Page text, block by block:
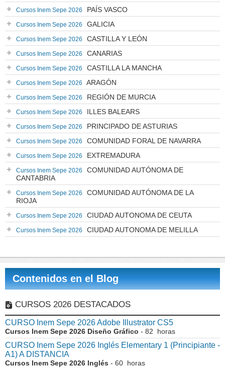
Cursos Inem Sepe 2026 PAÍS VASCO
Cursos Inem Sepe 2026 GALICIA
Cursos Inem Sepe 2026 CASTILLA Y LEÓN
Cursos Inem Sepe 2026 CANARIAS
Cursos Inem Sepe 2026 CASTILLA LA MANCHA
Cursos Inem Sepe 2026 ARAGÓN
Cursos Inem Sepe 2026 REGIÓN DE MURCIA
Cursos Inem Sepe 2026 ILLES BALEARS
Cursos Inem Sepe 2026 PRINCIPADO DE ASTURIAS
Cursos Inem Sepe 2026 COMUNIDAD FORAL DE NAVARRA
Cursos Inem Sepe 2026 EXTREMADURA
Cursos Inem Sepe 2026
COMUNIDAD AUTÓNOMA DE
CANTABRIA
Cursos Inem Sepe 2026
COMUNIDAD AUTÓNOMA DE LA
RIOJA
Cursos Inem Sepe 2026 CIUDAD AUTONOMA DE CEUTA
Cursos Inem Sepe 2026 CIUDAD AUTONOMA DE MELILLA
Contenidos en el Blog
CURSOS 2026 DESTACADOS
CURSO Inem Sepe 2026 Adobe Illustrator CS5
Cursos Inem Sepe 2026 Diseño Gráfico - 82 horas
CURSO Inem Sepe 2026 Inglés Elementary 1 (Principiante -
A1) A DISTANCIA
Cursos Inem Sepe 2026 Inglés - 60 horas